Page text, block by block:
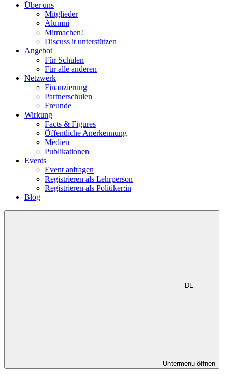
Über uns
Mitglieder
Alumni
Mitmachen!
Discuss it unterstützen
Angebot
Für Schulen
Für alle anderen
Netzwerk
Finanzierung
Partnerschulen
Freunde
Wirkung
Facts & Figures
Öffentliche Anerkennung
Medien
Publikationen
Events
Event anfragen
Registrieren als Lehrperson
Registrieren als Politiker:in
Blog
DE
Untermenu öffnen